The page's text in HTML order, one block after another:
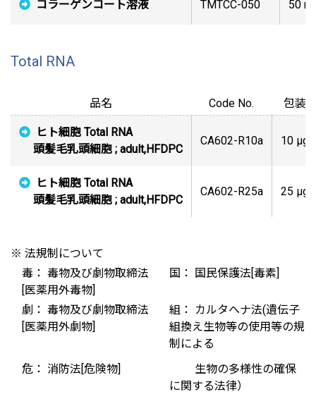
コラーゲンコート溶液 TMTCC-050 50
Total RNA
品名 Code No. 包装
ヒト細胞 Total RNA
頭髪毛乳頭細胞 ; adult,HFDPC
CA602-R10a 10 μg
ヒト細胞 Total RNA
頭髪毛乳頭細胞 ; adult,HFDPC
CA602-R25a 25 μg
※ 法規制について
毒： 毒物及び劇物取締法
[医薬用外毒物]
国： 国民保護法[毒素]
劇： 毒物及び劇物取締法
[医薬用外劇物]
組： カルタヘナ法(遺伝子
組換え生物等の使用等の規
制による
危： 消防法[危険物]
生物の多様性の確保
に関する法律）